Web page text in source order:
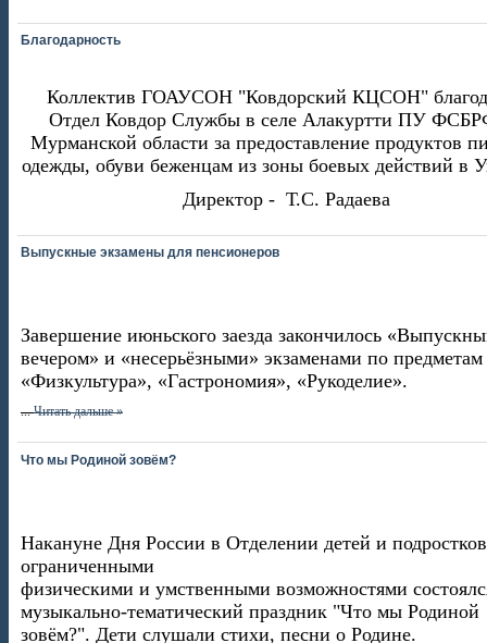
Благодарность
Коллектив ГОАУСОН "Ковдорский КЦСОН"
Отдел Ковдор Службы в селе Алакуртти ПУ
Мурманской области за предоставление продуктов
одежды, обуви беженцам из зоны боевых действий в
Директор - Т.С. Радаева
Выпускные экзамены для пенсионеров
Завершение июньского заезда закончилось
вечером» и «несерьёзными» экзаменами по предметам
«Физкультура», «Гастрономия», «Рукоделие».
...Читать дальше »
Что мы Родиной зовём?
Накануне Дня России в Отделении детей и
ограниченными
физическими и умственными возможностями
музыкально-тематический праздник "Что мы Родиной
зовём?". Дети слушали стихи, песни о Родине.